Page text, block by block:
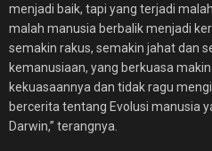
menjadi baik, tapi yang terjadi
malah manusia berbalik menjadi
semakin rakus, semakin jahat dan
kemanusiaan, yang berkuasa
kekuasaannya dan tidak ragu
bercerita tentang Evolusi manusia
Darwin,” terangnya.